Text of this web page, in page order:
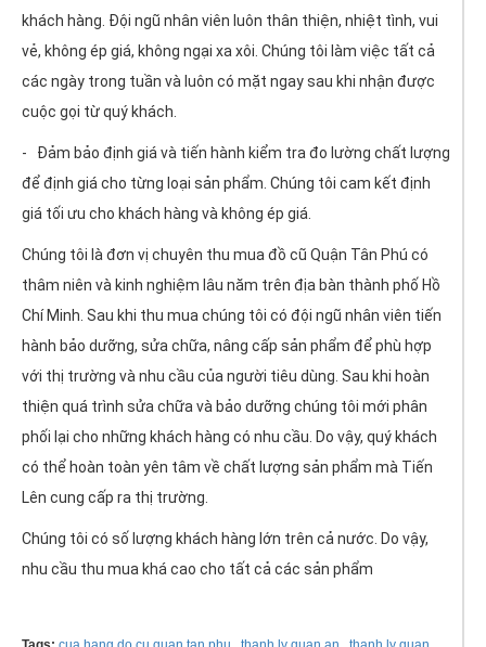
khách hàng. Đội ngũ nhân viên luôn thân thiện, nhiệt tình, vui
vẻ, không ép giá, không ngại xa xôi. Chúng tôi làm việc tất cả
các ngày trong tuần và luôn có mặt ngay sau khi nhận được
cuộc gọi từ quý khách.
- Đảm bảo định giá và tiến hành kiểm tra đo lường chất lượng
để định giá cho từng loại sản phẩm. Chúng tôi cam kết định
giá tối ưu cho khách hàng và không ép giá.
Chúng tôi là đơn vị chuyên thu mua đồ cũ Quận Tân Phú có
thâm niên và kinh nghiệm lâu năm trên địa bàn thành phố Hồ
Chí Minh. Sau khi thu mua chúng tôi có đội ngũ nhân viên tiến
hành bảo dưỡng, sửa chữa, nâng cấp sản phẩm để phù hợp
với thị trường và nhu cầu của người tiêu dùng. Sau khi hoàn
thiện quá trình sửa chữa và bảo dưỡng chúng tôi mới phân
phối lại cho những khách hàng có nhu cầu. Do vậy, quý khách
có thể hoàn toàn yên tâm về chất lượng sản phẩm mà Tiến
Lên cung cấp ra thị trường.
Chúng tôi có số lượng khách hàng lớn trên cả nước. Do vậy,
nhu cầu thu mua khá cao cho tất cả các sản phẩm